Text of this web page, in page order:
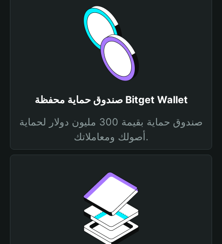
صندوق حماية محفظة Bitget Wallet
صندوق حماية بقيمة 300 مليون دولار لحماية
أصولك ومعاملاتك.